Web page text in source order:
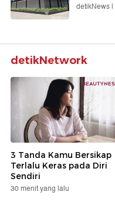
detikNews |
detikNetwork
3 Tanda Kamu Bersikap
Terlalu Keras pada Diri
Sendiri
30 menit yang lalu